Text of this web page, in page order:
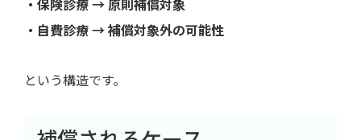
・自費診療 → 補償対象外の可能性
という構造です。